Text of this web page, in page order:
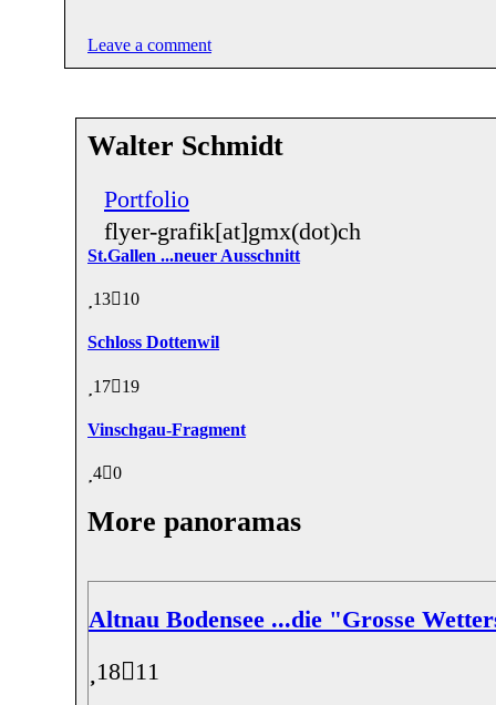
Leave a comment
Walter Schmidt
Portfolio
flyer-grafik[at]gmx(dot)ch
St.Gallen ...neuer Ausschnitt
13 10
Schloss Dottenwil
17 19
Vinschgau-Fragment
4 0
More panoramas
Altnau Bodensee ...die "Grosse
18 11